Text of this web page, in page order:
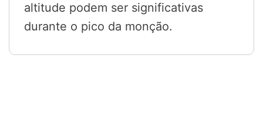
altitude podem ser significativas
durante o pico da monção.